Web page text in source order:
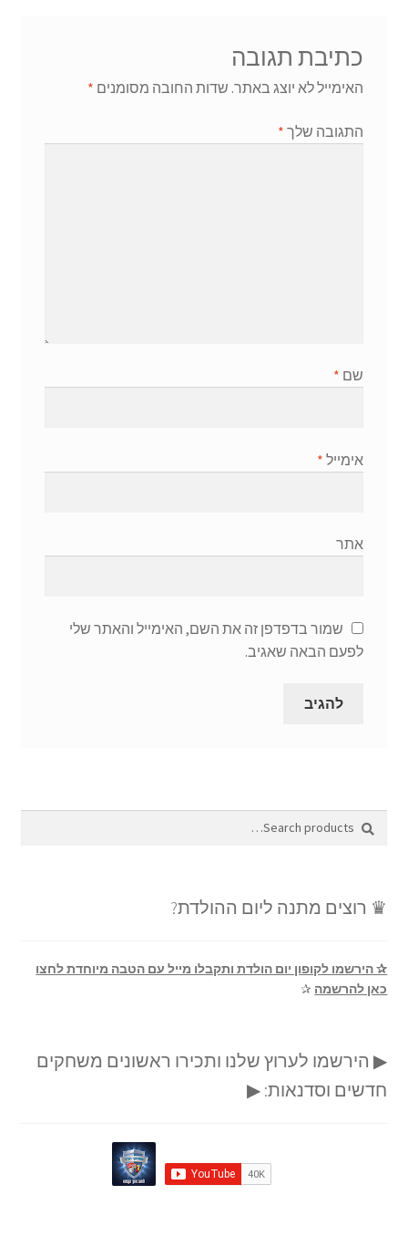
כתיבת תגובה
האימייל לא יוצג באתר. שדות החובה מסומנים *
התגובה שלך *
שם *
אימייל *
אתר
שמור בדפדפן זה את השם, האימייל והאתר שלי
לפעם הבאה שאגיב.
Search
for:
Search
♛ רוצים מתנה ליום ההולדת?
✰ הירשמו לקופון יום הולדת ותקבלו מייל עם הטבה מיוחדת לחצו
כאן להרשמה ✰
▶ הירשמו לערוץ שלנו ותכירו ראשונים משחקים
חדשים וסדנאות: ▶